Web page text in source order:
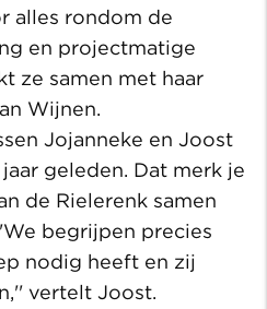
alles rondom de
en projectmatige
ze samen met haar
Wijnen.
Jojanneke en Joost
geleden. Dat merk je
de Rielerenk samen
begrijpen precies
nodig heeft en zij
vertelt Joost.